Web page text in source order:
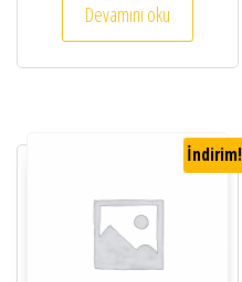
Devamını oku
İndirim!